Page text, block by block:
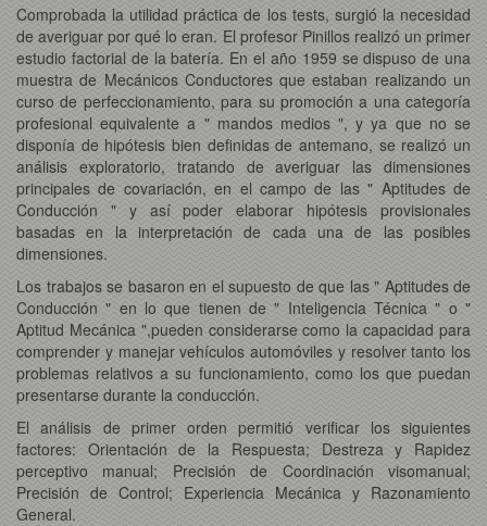
Comprobada la utilidad práctica de los tests, surgió la necesidad
de averiguar por qué lo eran. El profesor Pinillos realizó un primer
estudio factorial de la batería. En el año 1959 se dispuso de una
muestra de Mecánicos Conductores que estaban realizando un
curso de perfeccionamiento, para su promoción a una categoría
profesional equivalente a " mandos medios ", y ya que no se
disponía de hipótesis bien definidas de antemano, se realizó un
análisis exploratorio, tratando de averiguar las dimensiones
principales de covariación, en el campo de las " Aptitudes de
Conducción " y así poder elaborar hipótesis provisionales
basadas en la interpretación de cada una de las posibles
dimensiones.
Los trabajos se basaron en el supuesto de que las " Aptitudes de
Conducción " en lo que tienen de " Inteligencia Técnica " o "
Aptitud Mecánica ",pueden considerarse como la capacidad para
comprender y manejar vehículos automóviles y resolver tanto los
problemas relativos a su funcionamiento, como los que puedan
presentarse durante la conducción.
El análisis de primer orden permitió verificar los siguientes
factores: Orientación de la Respuesta; Destreza y Rapidez
perceptivo manual; Precisión de Coordinación visomanual;
Precisión de Control; Experiencia Mecánica y Razonamiento
General.